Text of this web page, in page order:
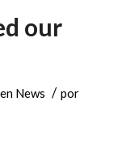
our
en News / por